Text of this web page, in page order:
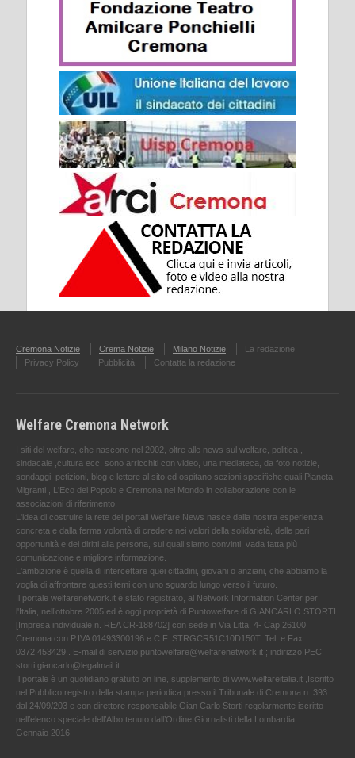
Cremona Notizie Crema Notizie Milano Notizie
La redazione
Privacy Policy
Pubblicità Contatta la redazione
Welfare Cremona Network
I siti del welfare, che nascono nel 2002, oltre alle news sul welfare, politica ,
sindacale ,cultura ecc. sono arricchiti con video, una mediateca, da foto notizie,
sondaggi, petizioni, blog e lettere al sito ed ospitano sezioni specifiche quali Pianeta
Migranti , L'Eco del Popolo e Cremona nel Mondo in collaborazione con le
associazioni di riferimento.
L'idea di costruire la rete dei portali Welfare News nasce dalla nostra esperienza
concreta e dalla ferma volontà di credere nei valori della solidarietà, delle pari
opportunità e dei diritti alla persona, sui quali siamo convinti, vada fatta più
comunicazione e migliore informazione.
L'ambizione è quella di intercettare quei cittadini, giovani o anziani, che abbiamo la
voglia di affrontare questi temi con uno sguardo lungo verso il futuro.
Il portale welfarenetwork.it è stato registrato, al Network Information Center per
l'Italia, nell’ottobre 2005 ed è oggi proprietà di Puntowelfare di GIANCARLO STORTI
[Impresa individuale n. REA CR-188702] con sede in Via Litta, 4- Cap 26100
Cremona con P.IVA 01493300196 e C.F. STRGCR51C10D150T. Tel. e Fax
0372.453429 . E-mail di servizio puntowelfare@welfarenetwork.it ; indirizzo PEC
storti.giancarlo@legalmail.it
Il portale è un quotidiano gratuito on line, supplemento di www.welfareitalia.it ,Iscritto
nel Pubblico registro della stampa periodica presso il Tribunale di Cremona n. 393
dal 24/09/203 e con direttore responsabile Gian Carlo Storti regolarmente iscritto
nell’elenco speciale dell’Albo tenuto dall’Ordine Giornalisti della Lombardia.
Gennaio 2016